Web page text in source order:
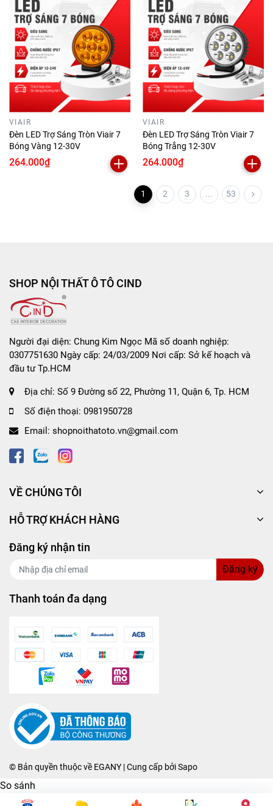
VIAIR
Đèn LED Trợ Sáng Tròn Viair 7
Bóng Vàng 12-30V
264.000₫
VIAIR
Đèn LED Trợ Sáng Tròn Viair 7
Bóng Trắng 12-30V
264.000₫
1 2 3 ... 53
SHOP NỘI THẤT Ô TÔ CIND
Người đại diện: Chung Kim Ngọc Mã số doanh nghiệp:
0307751630 Ngày cấp: 24/03/2009 Nơi cấp: Sở kế hoạch và
đầu tư Tp.HCM
Địa chỉ: Số 9 Đường số 22, Phường 11, Quận 6, Tp. HCM
Số điện thoại: 0981950728
Email: shopnoithatoto.vn@gmail.com
VỀ CHÚNG TÔI
HỖ TRỢ KHÁCH HÀNG
Đăng ký nhận tin
Đăng ký
Thanh toán đa dạng
© Bản quyền thuộc về EGANY | Cung cấp bởiSapo
So sánh